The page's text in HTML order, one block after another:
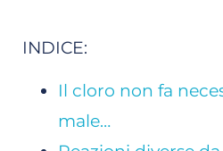
INDICE:
Il cloro non fa
male…